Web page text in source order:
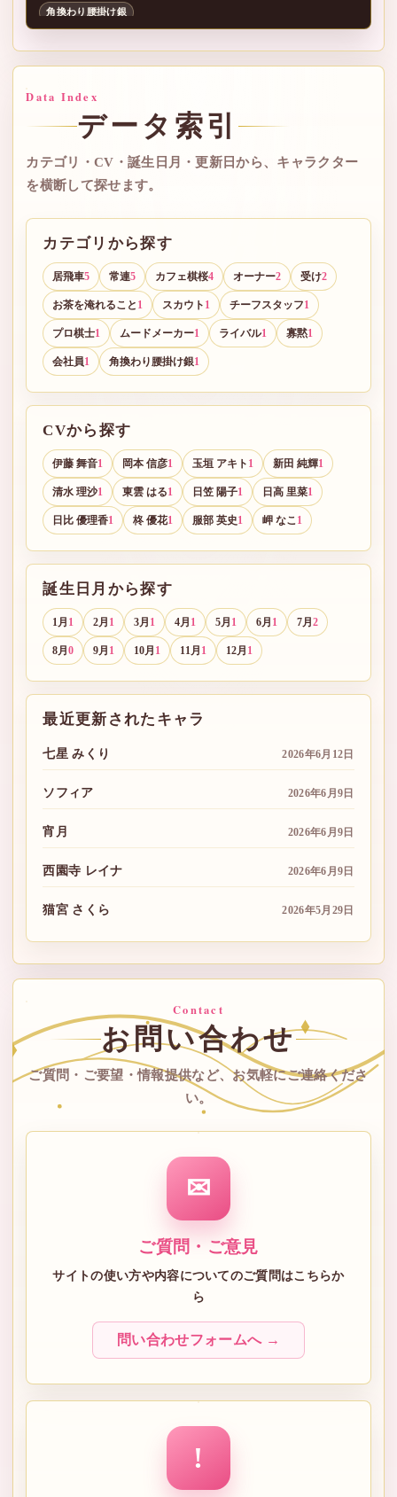
角換わり腰掛け銀
Data Index
データ索引
カテゴリ・CV・誕生日月・更新日から、キャラクター
を横断して探せます。
カテゴリから探す
居飛車5 常連5 カフェ棋桜4 オーナー2 受け2
お茶を淹れること 1 スカウト 1 チーフスタッフ1
プロ棋士1 ムードメーカー1 ライバル1 寡黙1
会社員1 角換わり腰掛け銀1
CVから探す
伊藤 舞音1 岡本 信彦1 玉垣 アキト 1 新田 純輝1
清水 理沙1 東雲 はる1 日笠 陽子1 日高 里菜1
日比 優理香1 柊 優花1 服部 英史1 岬 なこ 1
誕生日月から探す
1月 1 2月 1 3月 1 4月 1 5月 1 6月 1 7月2
8月0 9月 1 10月 1 11月 1 12月 1
最近更新されたキャラ
七星 みくり 2026年6月12日
ソフィア 2026年6月9日
宵月 2026年6月9日
西園寺 レイナ 2026年6月9日
猫宮 さくら 2026年5月29日
Contact
お問い合わせ
ご質問・ご要望・情報提供など、お気軽にご連絡くださ
い。
✉
ご質問・ご意見
サイトの使い方や内容についてのご質問はこちらか
ら
問い合わせフォームへ →
!